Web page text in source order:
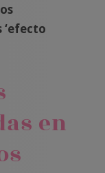
‘efecto
en